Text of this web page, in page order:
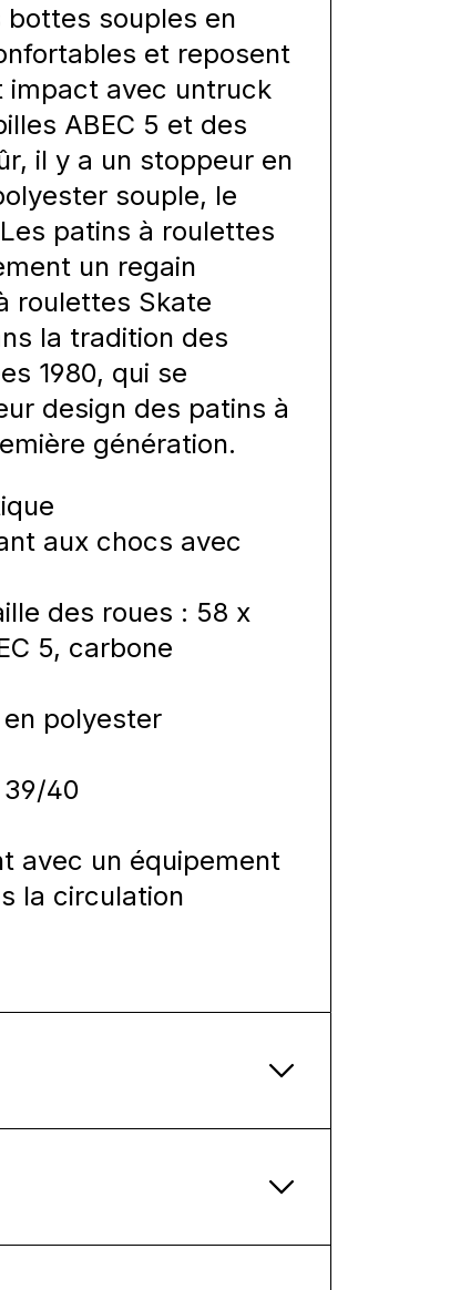
souples en
et reposent
impact avec untruck
ABEC 5 et des
il y a un stoppeur en
souple, le
patins à roulettes
un regain
roulettes Skate
la tradition des
1980, qui se
design des patins à
génération.
aux chocs avec
des roues : 58 x
5, carbone
polyester
40
avec un équipement
la circulation